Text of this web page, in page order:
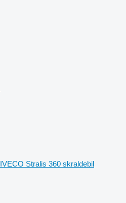
IVECO Stralis 360 skraldebil